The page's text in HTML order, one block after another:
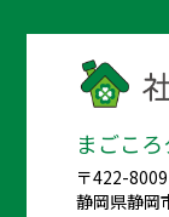
まごこ
〒422-8009
静岡県静岡